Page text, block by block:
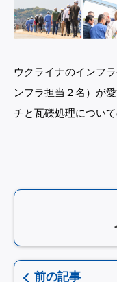
ウクライナのインフ
ンフラ担当２名）が
チと瓦礫処理につい
前の記事